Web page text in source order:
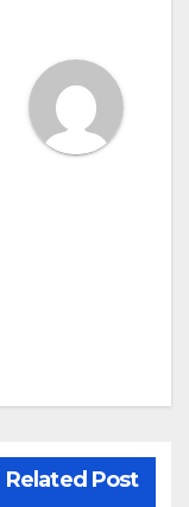
Related Post